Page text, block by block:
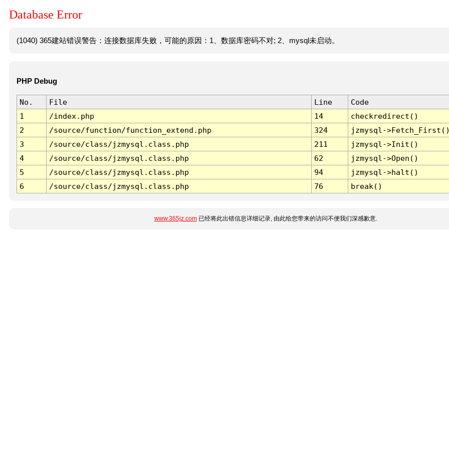
Database Error
(1040) 365建站错误警告：连接数据库失败，可能的原因：1、数据库密码不对; 2、mysql未启动。
PHP Debug
No. File Line
Code
1
/index.php 14
checkredirect()
2
/source/function/function_extend.php 324
jzmysql-
3
/source/class/jzmysql.class.php 211
jzmysql->Init()
4
/source/class/jzmysql.class.php 62
jzmysql->Open()
5
/source/class/jzmysql.class.php 94
jzmysql->halt()
6
/source/class/jzmysql.class.php 76 break()
www.365jz.com已经将此出错信息详细记录, 由此给您带来的访问不便我们深感歉意.